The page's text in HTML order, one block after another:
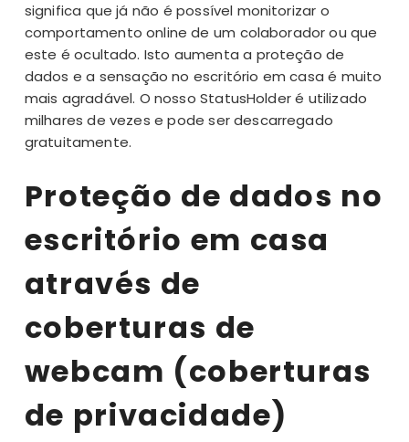
significa que já não é possível monitorizar o
comportamento online de um colaborador ou que
este é ocultado. Isto aumenta a proteção de
dados e a sensação no escritório em casa é muito
mais agradável. O nosso StatusHolder é utilizado
milhares de vezes e pode ser descarregado
gratuitamente.
Proteção de dados no
escritório em casa
através de
coberturas de
webcam (coberturas
de privacidade)